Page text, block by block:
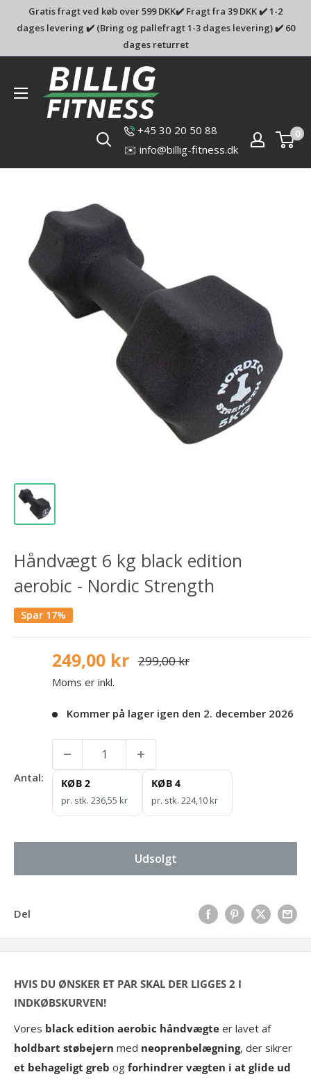
Gratis fragt ved køb over 599 DKK✔️ Fragt fra 39 DKK ✔️ 1-2
dages levering ✔️ (Bring og pallefragt 1-3 dages levering) ✔️ 60
dages returret
Billig-
fitness.dk
+45 30 20 50 88
✉️ info@billig-fitness.dk
0
Håndvægt 6 kg black edition
aerobic - Nordic Strength
Spar 17%
249,00 kr 299,00 kr
Moms er inkl.
Kommer på lager igen den 2. december 2026
Antal: KØB 2
pr. stk. 236,55 kr
KØB 4
pr. stk. 224,10 kr
Udsolgt
Del
HVIS DU ØNSKER ET PAR SKAL DER LIGGES 2 I
INDKØBSKURVEN!
Vores black edition aerobic håndvægte er lavet af
holdbart støbejern med neoprenbelægning, der sikrer
et behageligt greb og forhindrer vægten i at glide ud